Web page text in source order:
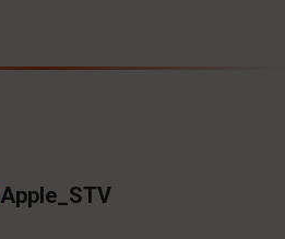
Apple_STV